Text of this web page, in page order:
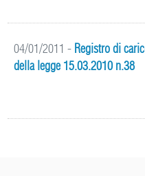
04/01/2011 - Registro di
della legge 15.03.2010 n.38